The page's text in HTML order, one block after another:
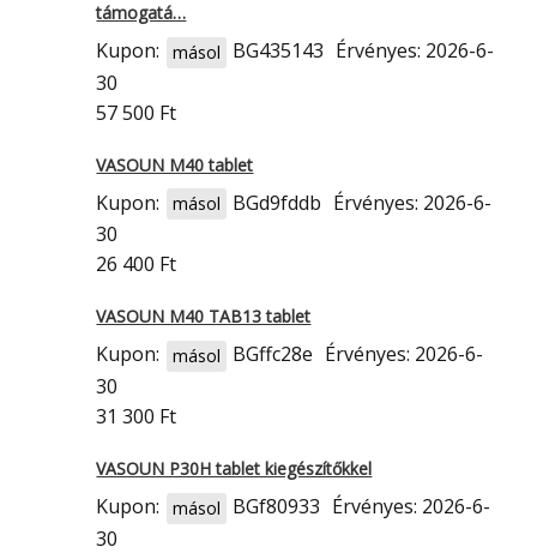
támogatá…
Kupon: másol BG435143 Érvényes: 2026-6-
30
57 500 Ft
VASOUN M40 tablet
Kupon: másol BGd9fddb Érvényes: 2026-6-
30
26 400 Ft
VASOUN M40 TAB13 tablet
Kupon: másol BGffc28e Érvényes: 2026-6-
30
31 300 Ft
VASOUN P30H tablet kiegészítőkkel
Kupon: másol BGf80933 Érvényes: 2026-6-
30